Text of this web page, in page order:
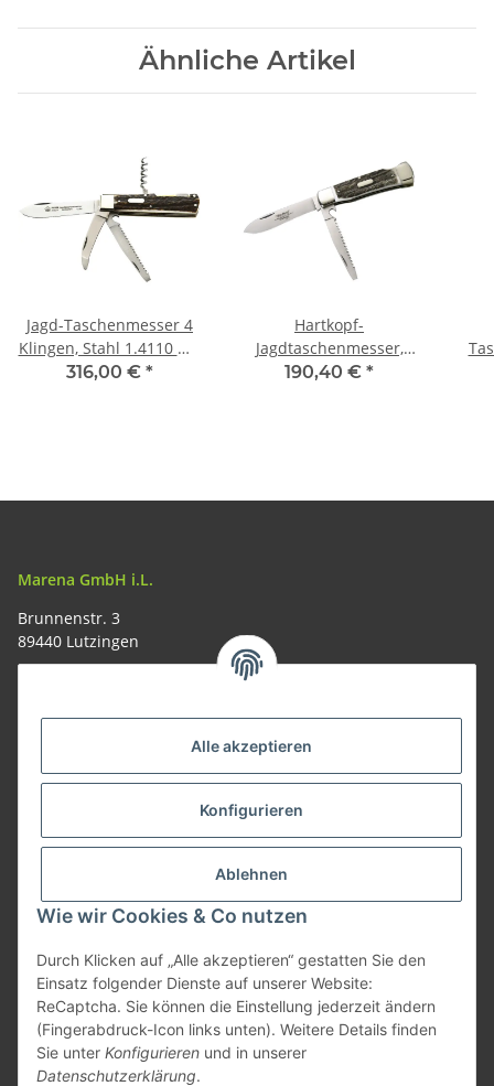
Alle akzeptieren
Konfigurieren
Ablehnen
Wie wir Cookies & Co nutzen
Durch Klicken auf „Alle akzeptieren“ gestatten Sie den
Einsatz folgender Dienste auf unserer Website:
ReCaptcha. Sie können die Einstellung jederzeit ändern
(Fingerabdruck-Icon links unten). Weitere Details finden
Sie unter Konfigurieren und in unserer
Datenschutzerklärung.
Ähnliche Artikel
Jagd-Taschenmesser 4
Klingen, Stahl 1.4110 mit
Hirschhorn,
316,00 € *
Hartkopf-
Jagdtaschenmesser,
Hirschhorn, Klinge
190,40 € *
Marena GmbH i.L.
Brunnenstr. 3
89440 Lutzingen
Vertrag widerrufen
* Alle Preise inkl. gesetzlicher USt., zzgl.Versand